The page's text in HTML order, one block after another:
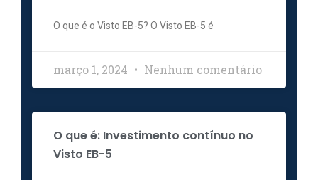
O que é o Visto EB-5? O Visto EB-5 é
março 1, 2024 Nenhum comentário
O que é: Investimento contínuo no
Visto EB-5